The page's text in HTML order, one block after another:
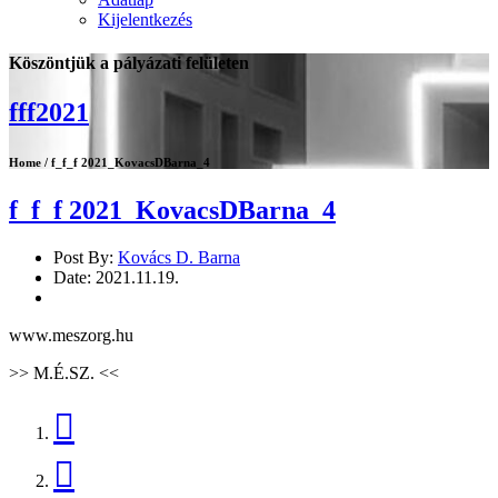
Kijelentkezés
Köszöntjük a pályázati felületen
fff2021
Home / f_f_f 2021_KovacsDBarna_4
f_f_f 2021_KovacsDBarna_4
Post By: Kovács D. Barna
Date: 2021.11.19.
www.meszorg.hu
>> M.É.SZ. <<